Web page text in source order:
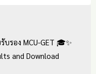
รอง MCU-GET 🎓✨
and Download